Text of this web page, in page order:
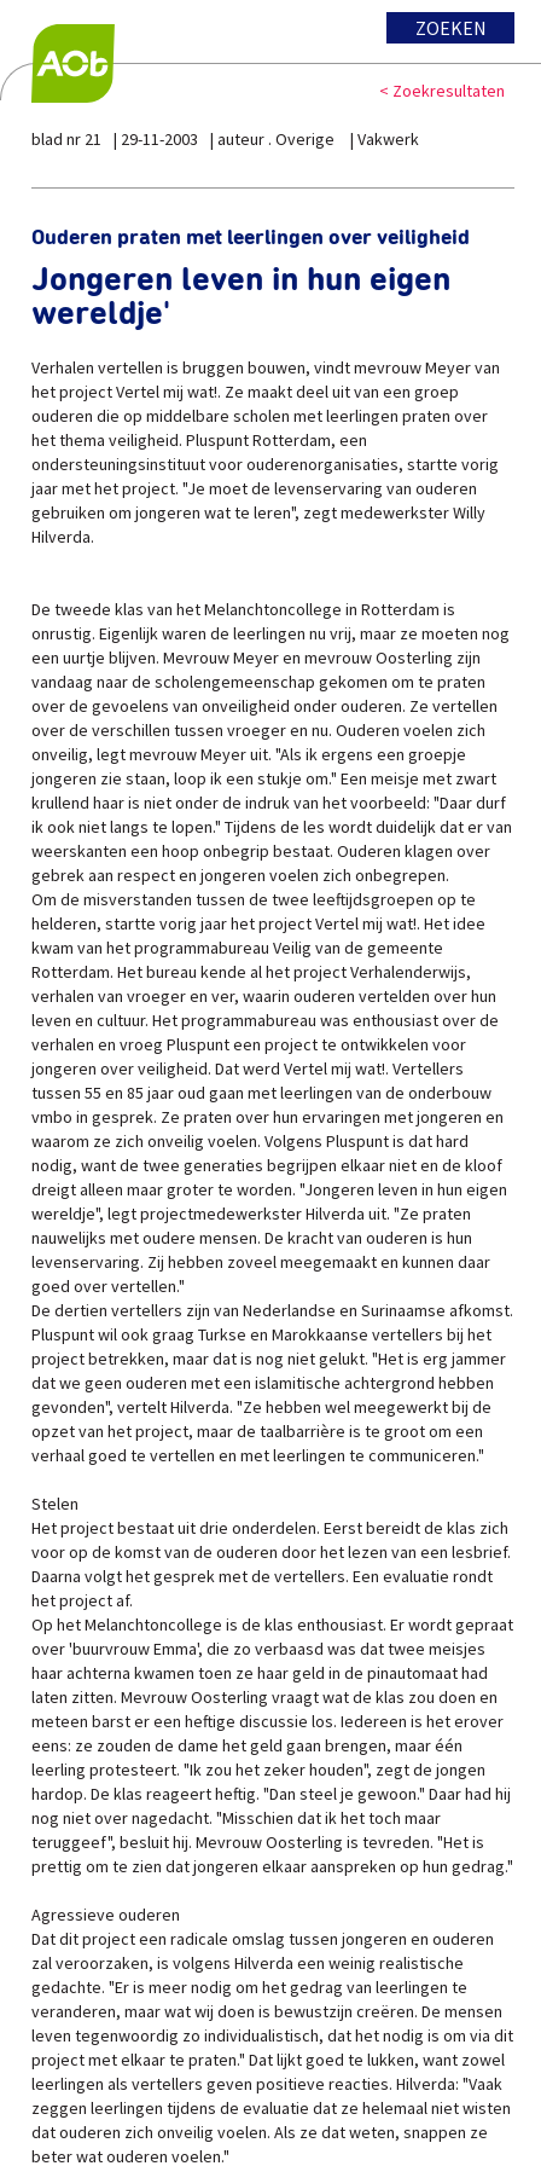
ZOEKEN
< Zoekresultaten
blad nr 21 29-11-2003 auteur . Overige Vakwerk
Ouderen praten met leerlingen over veiligheid
Jongeren leven in hun eigen
wereldje'
Verhalen vertellen is bruggen bouwen, vindt mevrouw Meyer van
het project Vertel mij wat!. Ze maakt deel uit van een groep
ouderen die op middelbare scholen met leerlingen praten over
het thema veiligheid. Pluspunt Rotterdam, een
ondersteuningsinstituut voor ouderenorganisaties, startte vorig
jaar met het project. "Je moet de levenservaring van ouderen
gebruiken om jongeren wat te leren", zegt medewerkster Willy
Hilverda.
De tweede klas van het Melanchtoncollege in Rotterdam is
onrustig. Eigenlijk waren de leerlingen nu vrij, maar ze moeten nog
een uurtje blijven. Mevrouw Meyer en mevrouw Oosterling zijn
vandaag naar de scholengemeenschap gekomen om te praten
over de gevoelens van onveiligheid onder ouderen. Ze vertellen
over de verschillen tussen vroeger en nu. Ouderen voelen zich
onveilig, legt mevrouw Meyer uit. "Als ik ergens een groepje
jongeren zie staan, loop ik een stukje om." Een meisje met zwart
krullend haar is niet onder de indruk van het voorbeeld: "Daar durf
ik ook niet langs te lopen." Tijdens de les wordt duidelijk dat er van
weerskanten een hoop onbegrip bestaat. Ouderen klagen over
gebrek aan respect en jongeren voelen zich onbegrepen.
Om de misverstanden tussen de twee leeftijdsgroepen op te
helderen, startte vorig jaar het project Vertel mij wat!. Het idee
kwam van het programmabureau Veilig van de gemeente
Rotterdam. Het bureau kende al het project Verhalenderwijs,
verhalen van vroeger en ver, waarin ouderen vertelden over hun
leven en cultuur. Het programmabureau was enthousiast over de
verhalen en vroeg Pluspunt een project te ontwikkelen voor
jongeren over veiligheid. Dat werd Vertel mij wat!. Vertellers
tussen 55 en 85 jaar oud gaan met leerlingen van de onderbouw
vmbo in gesprek. Ze praten over hun ervaringen met jongeren en
waarom ze zich onveilig voelen. Volgens Pluspunt is dat hard
nodig, want de twee generaties begrijpen elkaar niet en de kloof
dreigt alleen maar groter te worden. "Jongeren leven in hun eigen
wereldje", legt projectmedewerkster Hilverda uit. "Ze praten
nauwelijks met oudere mensen. De kracht van ouderen is hun
levenservaring. Zij hebben zoveel meegemaakt en kunnen daar
goed over vertellen."
De dertien vertellers zijn van Nederlandse en Surinaamse afkomst.
Pluspunt wil ook graag Turkse en Marokkaanse vertellers bij het
project betrekken, maar dat is nog niet gelukt. "Het is erg jammer
dat we geen ouderen met een islamitische achtergrond hebben
gevonden", vertelt Hilverda. "Ze hebben wel meegewerkt bij de
opzet van het project, maar de taalbarrière is te groot om een
verhaal goed te vertellen en met leerlingen te communiceren."
Stelen
Het project bestaat uit drie onderdelen. Eerst bereidt de klas zich
voor op de komst van de ouderen door het lezen van een lesbrief.
Daarna volgt het gesprek met de vertellers. Een evaluatie rondt
het project af.
Op het Melanchtoncollege is de klas enthousiast. Er wordt gepraat
over 'buurvrouw Emma', die zo verbaasd was dat twee meisjes
haar achterna kwamen toen ze haar geld in de pinautomaat had
laten zitten. Mevrouw Oosterling vraagt wat de klas zou doen en
meteen barst er een heftige discussie los. Iedereen is het erover
eens: ze zouden de dame het geld gaan brengen, maar één
leerling protesteert. "Ik zou het zeker houden", zegt de jongen
hardop. De klas reageert heftig. "Dan steel je gewoon." Daar had hij
nog niet over nagedacht. "Misschien dat ik het toch maar
teruggeef", besluit hij. Mevrouw Oosterling is tevreden. "Het is
prettig om te zien dat jongeren elkaar aanspreken op hun gedrag."
Agressieve ouderen
Dat dit project een radicale omslag tussen jongeren en ouderen
zal veroorzaken, is volgens Hilverda een weinig realistische
gedachte. "Er is meer nodig om het gedrag van leerlingen te
veranderen, maar wat wij doen is bewustzijn creëren. De mensen
leven tegenwoordig zo individualistisch, dat het nodig is om via dit
project met elkaar te praten." Dat lijkt goed te lukken, want zowel
leerlingen als vertellers geven positieve reacties. Hilverda: "Vaak
zeggen leerlingen tijdens de evaluatie dat ze helemaal niet wisten
dat ouderen zich onveilig voelen. Als ze dat weten, snappen ze
beter wat ouderen voelen."